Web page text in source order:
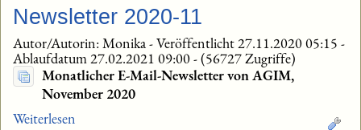
Newsletter 2020-11
Autor/Autorin: Monika-Veröffentlicht 27.11.2020 05:15 -
Ablaufdatum 27.02.2021 09:00-(56727 Zugriffe)
Monatlicher E-Mail-Newsletter von AGIM,
November 2020
Weiterlesen